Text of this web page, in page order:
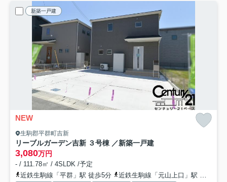
新築一戸建
NEW
生駒郡平群町吉新
リーブルガーデン吉新 ３号棟 ／新築一戸建
3,080万円
- / 111.78㎡ / 4SLDK /予定
近鉄生駒線「平群」駅 徒歩5分
近鉄生駒線「元山上口」駅 徒歩16分